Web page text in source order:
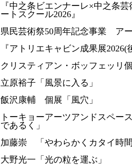
『中之条ビエンナーレ×中之条
ートスクール2026』
県民芸術祭50周年記念事業 ア
『アトリエキャビン成果展2026(
クリスティアン・ボッフェッリ
立原裕子「風景に入る」
飯沢康輔 個展「風穴」
トーキョーアーツアンドスペー
であるく」
加藤崇 「やわらかくカタイ時
大野光一「光の粒を運ぶ」